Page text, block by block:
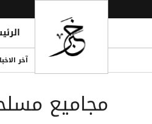
آخر
مجاميع